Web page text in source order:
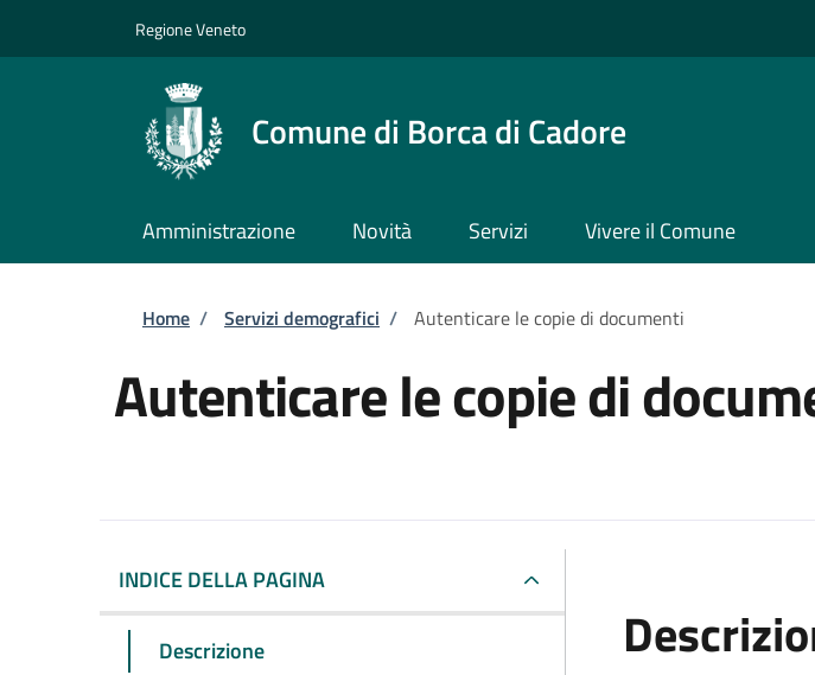
Regione Veneto
Comune di Borca di Cadore
Amministrazione Novità Servizi Vivere il Comune
Briciole di pane
Home / Servizi demografici / Autenticare le copie di documenti
Autenticare le copie di
INDICE DELLA PAGINA
Descrizione